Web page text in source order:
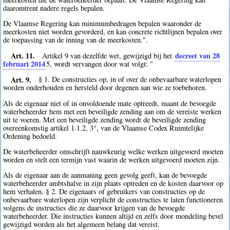
daaromtrent nadere regels bepalen.
De Vlaamse Regering kan minimumbedragen bepalen waaronder de
meerkosten niet worden gevorderd, en kan concrete richtlijnen bepalen over
de toepassing van de inning van de meerkosten.".
Art. 11. Artikel 9 van dezelfde wet, gewijzigd bij het decreet van 28
februari 20145, wordt vervangen door wat volgt: "
Art. 9.
§ 1. De constructies op, in of over de onbevaarbare waterlopen
worden onderhouden en hersteld door degenen aan wie ze toebehoren.
Als de eigenaar niet of in onvoldoende mate optreedt, maant de bevoegde
waterbeheerder hem met een beveiligde zending aan om de vereiste werken
uit te voeren. Met een beveiligde zending wordt de beveiligde zending
overeenkomstig artikel 1.1.2, 3°, van de Vlaamse Codex Ruimtelijke
Ordening bedoeld.
De waterbeheerder omschrijft nauwkeurig welke werken uitgevoerd moeten
worden en stelt een termijn vast waarin de werken uitgevoerd moeten zijn.
Als de eigenaar aan de aanmaning geen gevolg geeft, kan de bevoegde
waterbeheerder ambtshalve in zijn plaats optreden en de kosten daarvoor op
hem verhalen. § 2. De eigenaars of gebruikers van constructies op de
onbevaarbare waterlopen zijn verplicht de constructies te laten functioneren
volgens de instructies die ze daarvoor krijgen van de bevoegde
waterbeheerder. Die instructies kunnen altijd en zelfs door mondeling bevel
gewijzigd worden als het algemeen belang dat vereist.